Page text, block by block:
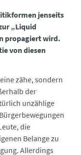
jenseits
„Liquid
propagiert wird.
von diesen
zähe, sondern
der
unzählige
die
Belange zu
Allerdings